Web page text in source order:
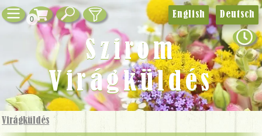
0
Virágküldés
English Deutsch
Szirom
Virágküldés